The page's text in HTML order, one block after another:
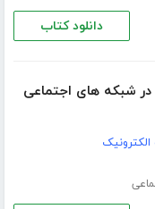
دانلود کتاب
شبکه های اجتماعی